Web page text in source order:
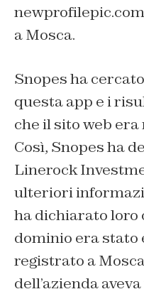
a Mosca.
Snopesha
questa app e i
che il sito web
Così, Snopesha
Linerock
ulteriori
ha dichiarato loro
dominio era
registrato a
dell’azienda